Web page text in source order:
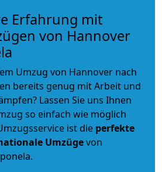
Erfahrung mit
von Hannover
Umzug von Hannover nach
bereits genug mit Arbeit und
Lassen Sie uns Ihnen
so einfach wie möglich
ist die perfekte
Umzügevon